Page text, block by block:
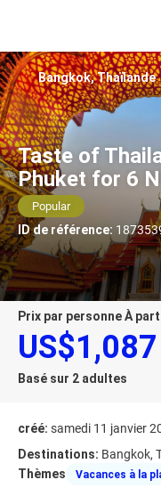
Taste of
Phuket for 6
Popular
ID de référence:
Bangkok, Thaïlande
prix par personne À
US$1,087
Basé sur 2 adultes
créé: samedi 11 janvier
Destinations: Bangkok,
Thèmes
Vacances à la